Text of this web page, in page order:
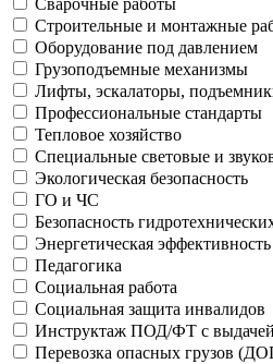
Сварочные работы
Строительные и монтажные
Оборудование под давлением
Грузоподъемные механизмы
Лифты, эскалаторы,
Профессиональные стандарты
Тепловое хозяйство
Специальные световые и
Экологическая безопасность
ГО и ЧС
Безопасность
Энергетическая эффективность
Педагогика
Социальная работа
Социальная защита инвалидов
Инструктаж ПОД/ФТ с выдачей
Перевозка опасных грузов